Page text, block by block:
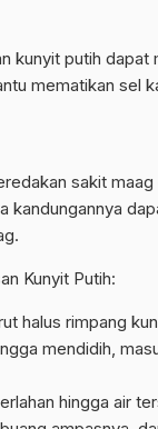
kunyit putih dapat
mematikan sel
sakit maag
kandungannya
Kunyit Putih:
halus rimpang
mendidih,
hingga air